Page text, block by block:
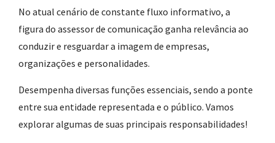
No atual cenário de constante fluxo informativo, a
figura do assessor de comunicação ganha relevância ao
conduzir e resguardar a imagem de empresas,
organizações e personalidades.
Desempenha diversas funções essenciais, sendo a ponte
entre sua entidade representada e o público. Vamos
explorar algumas de suas principais responsabilidades!